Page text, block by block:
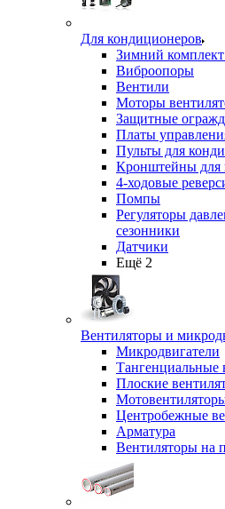
Для кондиционеров
Зимний
Виброопоры
Вентили
Моторы
Защитные
Платы
Пульты для
Кронштейны для
4-ходовые
Помпы
Регуляторы
сезонники
Датчики
Ещё 2
Вентиляторы и
Микродвигатели
Тангенциальные
Плоские
Центробежные
Арматура
Вентиляторы на